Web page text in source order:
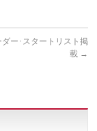
ー･スタートリスト掲
載 →